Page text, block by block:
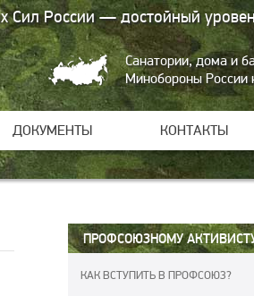
Сил России — достойный
Санатории, дома и
Минобороны России
ДОКУМЕНТЫ КОНТАКТЫ
ПРОФСОЮЗНОМУ
КАК ВСТУПИТЬ В ПРОФСОЮЗ?